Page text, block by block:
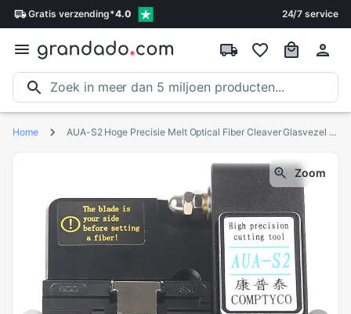
Gratis verzending*4.0 24/7 service
Home AUA-S2 Hoge Precisie Melt Optical Fiber Cleaver Glasvezel Cutter Fiber Cleaver met Zak
Zoom